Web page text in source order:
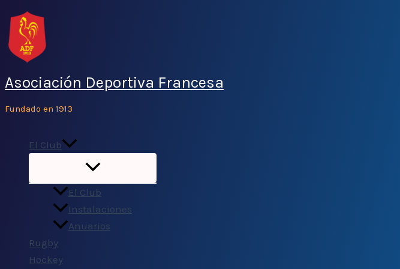
al
contenido
Asociación Deportiva Francesa
Fundado en 1913
El Club
El Club
Instalaciones
Anuarios
Rugby
Hockey